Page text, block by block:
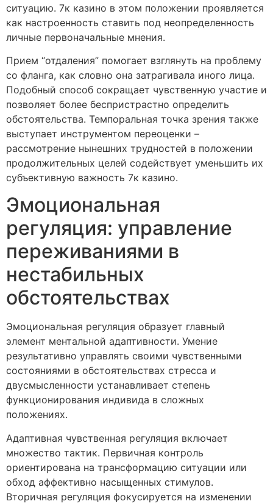
ситуацию. 7к казино в этом положении проявляется
как настроенность ставить под неопределенность
личные первоначальные мнения.
Прием “отдаления” помогает взглянуть на проблему
со фланга, как словно она затрагивала иного лица.
Подобный способ сокращает чувственную участие и
позволяет более беспристрастно определить
обстоятельства. Темпоральная точка зрения также
выступает инструментом переоценки –
рассмотрение нынешних трудностей в положении
продолжительных целей содействует уменьшить их
субъективную важность 7к казино.
Эмоциональная
регуляция: управление
переживаниями в
нестабильных
обстоятельствах
Эмоциональная регуляция образует главный
элемент ментальной адаптивности. Умение
результативно управлять своими чувственными
состояниями в обстоятельствах стресса и
двусмысленности устанавливает степень
функционирования индивида в сложных
положениях.
Адаптивная чувственная регуляция включает
множество тактик. Первичная контроль
ориентирована на трансформацию ситуации или
обход аффективно насыщенных стимулов.
Вторичная регуляция фокусируется на изменении